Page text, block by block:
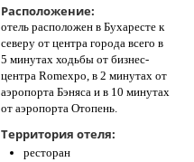
Расположение:
отель расположен в Бухаресте к
северу от центра города всего в
5 минутах ходьбы от бизнес-
центра Romexpo, в 2 минутах от
аэропорта Бэняса и в 10 минутах
от аэропорта Отопень.
Территория отеля:
ресторан